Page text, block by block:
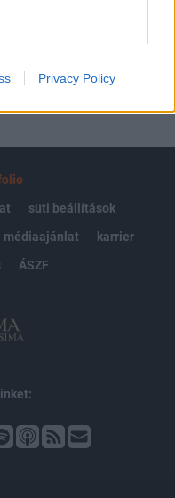
Privacy Policy
süti beállítások
médiaajánlat
karrier
ÁSZF